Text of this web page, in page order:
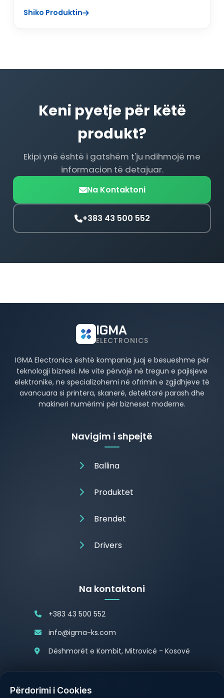
Shiko Produktin
Keni pyetje për këtë
produkt?
Ekipi ynë është i gatshëm t'ju ndihmojë me
informacion të detajuar.
Na Kontaktoni
+383 43 500 552
IGMA
ELECTRONICS
IGMA Electronics është kompania juaj e besueshme për
teknologji biznesi. Me vite përvojë në tregun e pajisjeve
elektronike, ne specializohemi në ofrimin e zgjidhjeve të
avancuara si printera, skanerë, detektorë parash dhe
makineri numërimi për bizneset moderne.
Navigim i shpejtë
Ballina
Produktet
Brendet
Drivers
Na kontaktoni
+383 43 500 552
info@igma-ks.com
Dëshmorët e Kombit, Mitrovicë - Kosovë
Përdorimi i Cookies